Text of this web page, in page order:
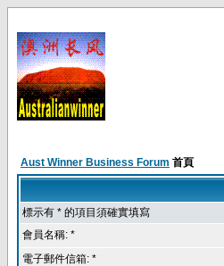
Aust Winner Business Forum 首頁
標示有 * 的項目須確實填寫
會員名稱: *
電子郵件信箱: *